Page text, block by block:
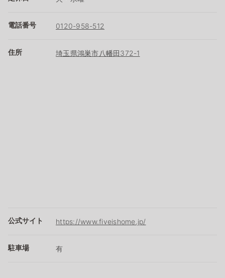
電話番号 0120-958-512
住所 埼玉県鴻巣市八幡田372-1
公式サイト https://www.fiveishome.jp/
駐車場 有